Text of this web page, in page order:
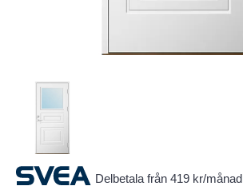
Delbetala från 419 kr/månad